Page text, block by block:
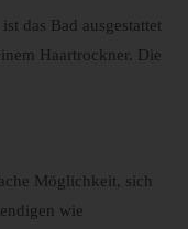
das Bad ausgestattet
Haartrockner. Die
Möglichkeit, sich
wie